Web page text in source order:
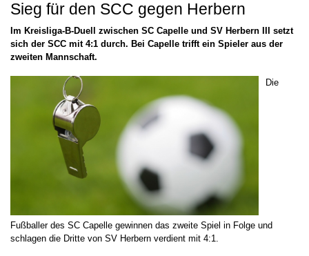
Sieg für den SCC gegen Herbern
Im Kreisliga-B-Duell zwischen SC Capelle und SV Herbern III setzt
sich der SCC mit 4:1 durch. Bei Capelle trifft ein Spieler aus der
zweiten Mannschaft.
Die
Fußballer des SC Capelle gewinnen das zweite Spiel in Folge und
schlagen die Dritte von SV Herbern verdient mit 4:1.